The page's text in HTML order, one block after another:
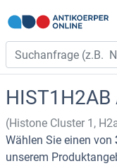
(Histone Cluster 1,
Wählen Sie einen von
unserem